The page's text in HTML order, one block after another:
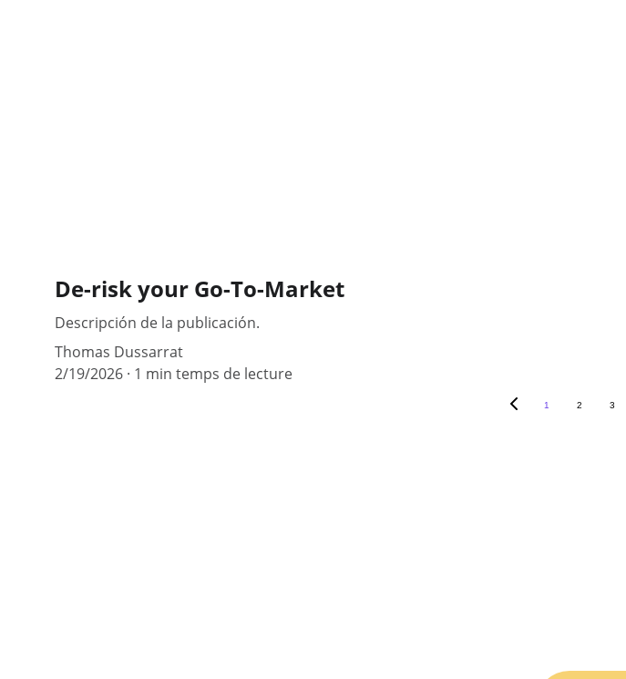
De-risk your Go-To-Market
Descripción de la publicación.
Thomas Dussarrat
2/19/2026 1 min temps de lecture
1 2 3